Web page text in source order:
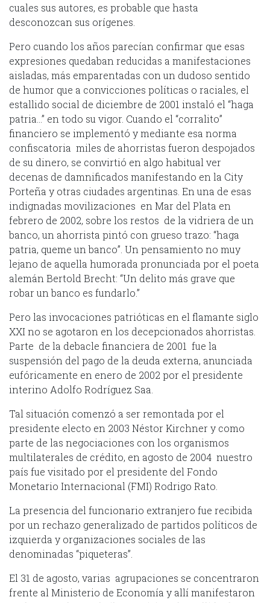
cuales sus autores, es probable que hasta
desconozcan sus orígenes.
Pero cuando los años parecían confirmar que esas
expresiones quedaban reducidas a manifestaciones
aisladas, más emparentadas con un dudoso sentido
de humor que a convicciones políticas o raciales, el
estallido social de diciembre de 2001 instaló el “haga
patria…” en todo su vigor. Cuando el “corralito”
financiero se implementó y mediante esa norma
confiscatoria miles de ahorristas fueron despojados
de su dinero, se convirtió en algo habitual ver
decenas de damnificados manifestando en la City
Porteña y otras ciudades argentinas. En una de esas
indignadas movilizaciones en Mar del Plata en
febrero de 2002, sobre los restos de la vidriera de un
banco, un ahorrista pintó con grueso trazo: “haga
patria, queme un banco”. Un pensamiento no muy
lejano de aquella humorada pronunciada por el poeta
alemán Bertold Brecht: “Un delito más grave que
robar un banco es fundarlo.”
Pero las invocaciones patrióticas en el flamante siglo
XXI no se agotaron en los decepcionados ahorristas.
Parte de la debacle financiera de 2001 fue la
suspensión del pago de la deuda externa, anunciada
eufóricamente en enero de 2002 por el presidente
interino Adolfo Rodríguez Saa.
Tal situación comenzó a ser remontada por el
presidente electo en 2003 Néstor Kirchner y como
parte de las negociaciones con los organismos
multilaterales de crédito, en agosto de 2004 nuestro
país fue visitado por el presidente del Fondo
Monetario Internacional (FMI) Rodrigo Rato.
La presencia del funcionario extranjero fue recibida
por un rechazo generalizado de partidos políticos de
izquierda y organizaciones sociales de las
denominadas “piqueteras”.
El 31 de agosto, varias agrupaciones se concentraron
frente al Ministerio de Economía y allí manifestaron